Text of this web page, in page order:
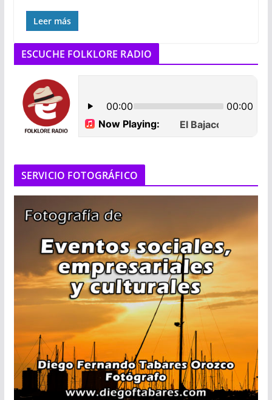
Leer más
ESCUCHE FOLKLORE RADIO
SERVICIO FOTOGRÁFICO